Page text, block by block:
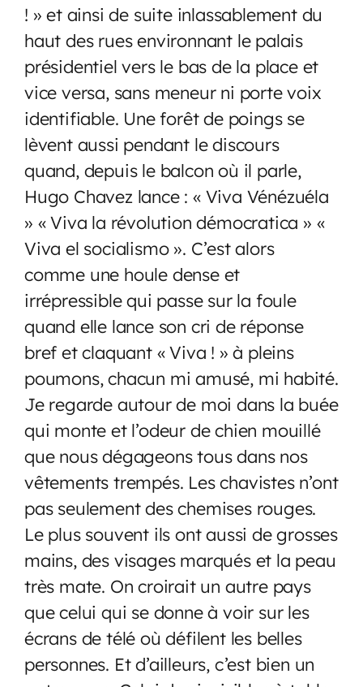
! » et ainsi de suite inlassablement du
haut des rues environnant le palais
présidentiel vers le bas de la place et
vice versa, sans meneur ni porte voix
identifiable. Une forêt de poings se
lèvent aussi pendant le discours
quand, depuis le balcon où il parle,
Hugo Chavez lance : « Viva Vénézuéla
» « Viva la révolution démocratica » «
Viva el socialismo ». C’est alors
comme une houle dense et
irrépressible qui passe sur la foule
quand elle lance son cri de réponse
bref et claquant « Viva ! » à pleins
poumons, chacun mi amusé, mi habité.
Je regarde autour de moi dans la buée
qui monte et l’odeur de chien mouillé
que nous dégageons tous dans nos
vêtements trempés. Les chavistes n’ont
pas seulement des chemises rouges.
Le plus souvent ils ont aussi de grosses
mains, des visages marqués et la peau
très mate. On croirait un autre pays
que celui qui se donne à voir sur les
écrans de télé où défilent les belles
personnes. Et d’ailleurs, c’est bien un